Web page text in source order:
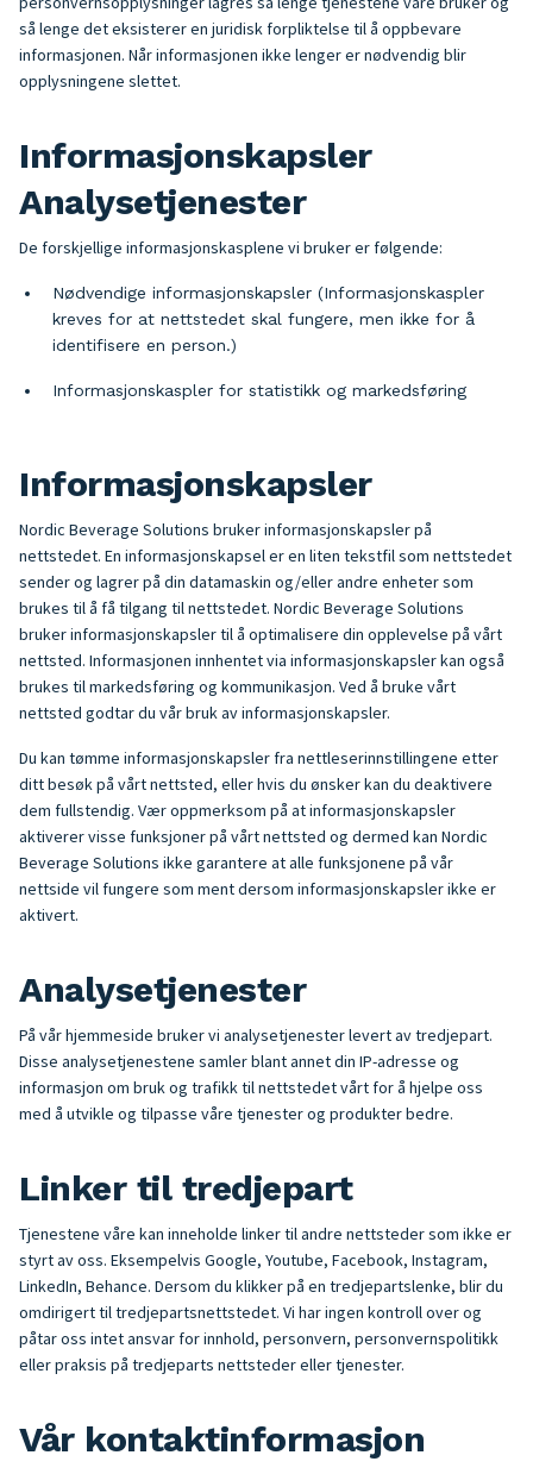
så lenge det eksisterer en juridisk forpliktelse til å oppbevare
informasjonen. Når informasjonen ikke lenger er nødvendig blir
opplysningene slettet.
Informasjonskapsler
Analysetjenester
De forskjellige informasjonskasplene vi bruker er følgende:
Nødvendige informasjonskapsler (Informasjonskaspler
kreves for at nettstedet skal fungere, men ikke for å
identifisere en person.)
Informasjonskaspler for statistikk og markedsføring
Informasjonskapsler
Nordic Beverage Solutions bruker informasjonskapsler på
nettstedet. En informasjonskapsel er en liten tekstfil som nettstedet
sender og lagrer på din datamaskin og/eller andre enheter som
brukes til å få tilgang til nettstedet. Nordic Beverage Solutions
bruker informasjonskapsler til å optimalisere din opplevelse på vårt
nettsted. Informasjonen innhentet via informasjonskapsler kan også
brukes til markedsføring og kommunikasjon. Ved å bruke vårt
nettsted godtar du vår bruk av informasjonskapsler.
Du kan tømme informasjonskapsler fra nettleserinnstillingene etter
ditt besøk på vårt nettsted, eller hvis du ønsker kan du deaktivere
dem fullstendig. Vær oppmerksom på at informasjonskapsler
aktiverer visse funksjoner på vårt nettsted og dermed kan Nordic
Beverage Solutions ikke garantere at alle funksjonene på vår
nettside vil fungere som ment dersom informasjonskapsler ikke er
aktivert.
Analysetjenester
På vår hjemmeside bruker vi analysetjenester levert av tredjepart.
Disse analysetjenestene samler blant annet din IP-adresse og
informasjon om bruk og trafikk til nettstedet vårt for å hjelpe oss
med å utvikle og tilpasse våre tjenester og produkter bedre.
Linker til tredjepart
Tjenestene våre kan inneholde linker til andre nettsteder som ikke er
styrt av oss. Eksempelvis Google, Youtube, Facebook, Instagram,
LinkedIn, Behance. Dersom du klikker på en tredjepartslenke, blir du
omdirigert til tredjepartsnettstedet. Vi har ingen kontroll over og
påtar oss intet ansvar for innhold, personvern, personvernspolitikk
eller praksis på tredjeparts nettsteder eller tjenester.
Vår kontaktinformasjon